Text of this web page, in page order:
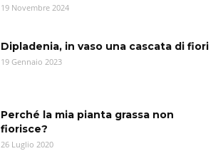
19 Novembre 2024
Dipladenia, in vaso una cascata di fiori
19 Gennaio 2023
Perché la mia pianta grassa non
fiorisce?
26 Luglio 2020